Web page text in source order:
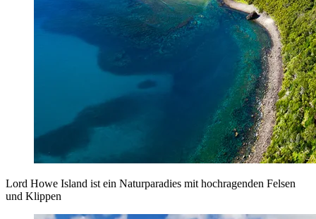
Lord Howe Island ist ein Naturparadies mit hochragenden Felsen
und Klippen